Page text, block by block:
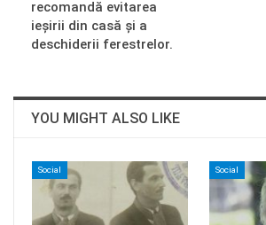
recomandă evitarea
ieșirii din casă și a
deschiderii ferestrelor.
YOU MIGHT ALSO LIKE
Social Social